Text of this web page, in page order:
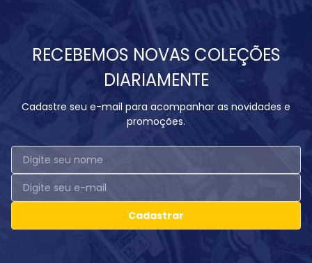
RECEBEMOS NOVAS COLEÇÕES
DIARIAMENTE
Cadastre seu e-mail para acompanhar as novidades e
promoções.
Cadastrar